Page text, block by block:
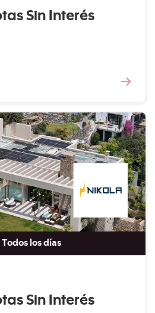
Sin Interés
Todos los días
Sin Interés